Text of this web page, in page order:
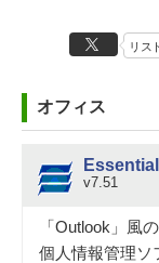
リス
オフィス
v7.51
「Outlook」風
個人情報管理ソ